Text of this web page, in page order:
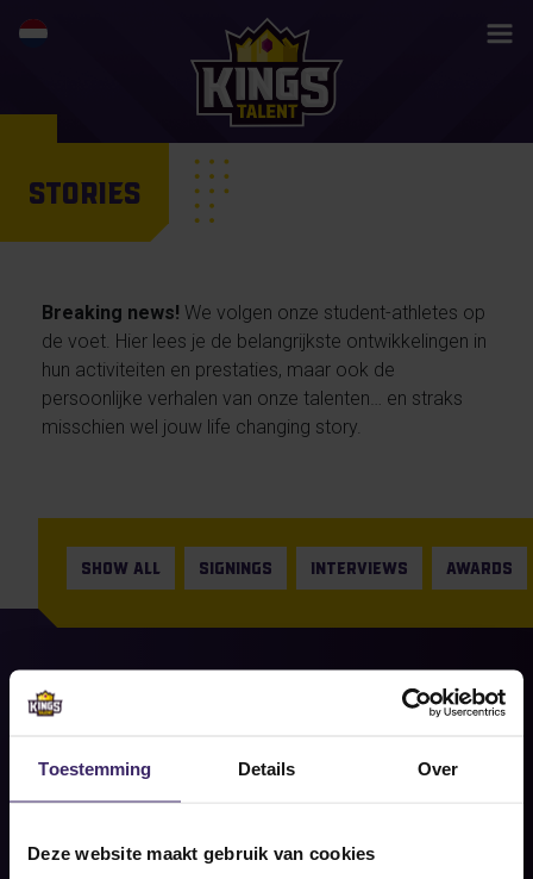
Toestemming Details Over
Deze website maakt gebruik van cookies
STORIES
Breaking news! We volgen onze student-athletes op
de voet. Hier lees je de belangrijkste ontwikkelingen in
hun activiteiten en prestaties, maar ook de
persoonlijke verhalen van onze talenten… en straks
misschien wel jouw life changing story.
SHOW ALL SIGNINGS INTERVIEWS AWARDS
Jul
Nieuwe stap voor Robin Verhart:
Lewis & Clark College wacht
Share on social